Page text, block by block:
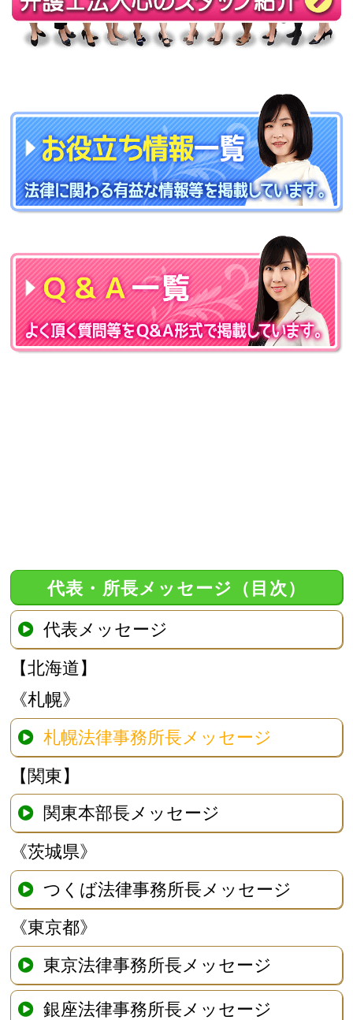
代表・所長メッセージ（目次）
代表メッセージ
【北海道】
《札幌》
札幌法律事務所長メッセージ
【関東】
関東本部長メッセージ
《茨城県》
つくば法律事務所長メッセージ
《東京都》
東京法律事務所長メッセージ
銀座法律事務所長メッセージ